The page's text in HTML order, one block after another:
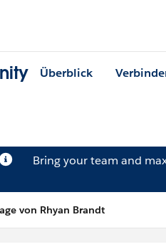
Überblick
Bring your team and
von Rhyan Brandt